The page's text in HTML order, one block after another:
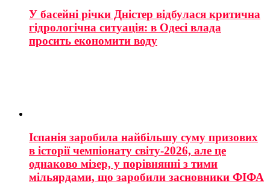
У басейні річки Дністер відбулася критична
гідрологічна ситуація: в Одесі влада
просить економити воду
Іспанія заробила найбільшу суму призових
в історії чемпіонату світу-2026, але це
однаково мізер, у порівнянні з тими
мільярдами, що заробили засновники ФІФА